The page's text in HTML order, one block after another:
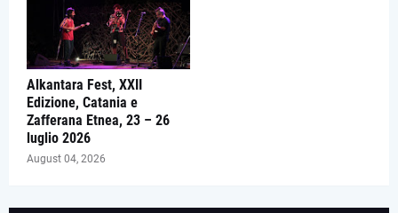
Alkantara Fest, XXII
Edizione, Catania e
Zafferana Etnea, 23 – 26
luglio 2026
August 04, 2026